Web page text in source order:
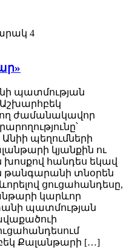
4
պատմության
ժամանակավոր
պեղումների
կյանքին ու
խոսքով հանդես եկավ
տնօրեն
ցուցահանդեսը,
կարևոր
պատմության
Քալանթարի […]